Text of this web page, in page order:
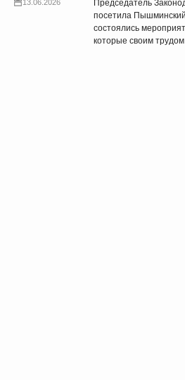
13.06.2026
Председатель
посетила
состоялись
которые своим